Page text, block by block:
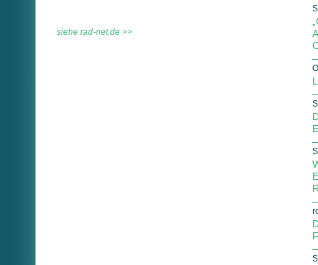
siehe rad-net.de >>